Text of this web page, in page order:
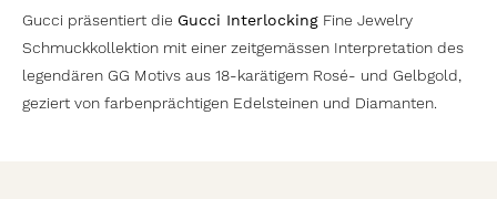
Gucci präsentiert die Gucci Interlocking Fine Jewelry
Schmuckkollektion mit einer zeitgemässen Interpretation des
legendären GG Motivs aus 18-karätigem Rosé- und Gelbgold,
geziert von farbenprächtigen Edelsteinen und Diamanten.